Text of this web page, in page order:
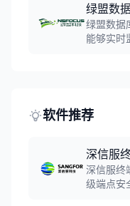
先级算法
化风险，
绿盟数
绿盟数据
能够实时
软件推荐
深信服
深信服终
级端点安